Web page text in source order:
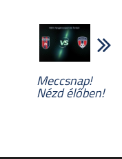
Meccsnap!
Nézd élőben!